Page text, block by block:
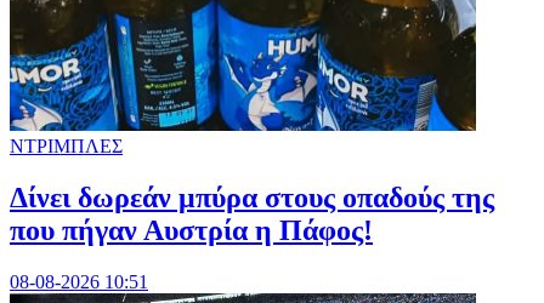
ΝΤΡΙΜΠΛΕΣ
Δίνει δωρεάν μπύρα στους οπαδούς της
που πήγαν Αυστρία η Πάφος!
08-08-2026 10:51